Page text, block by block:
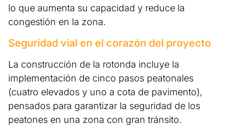
lo que aumenta su capacidad y reduce la
congestión en la zona.
Seguridad vial en el corazón del proyecto
La construcción de la rotonda incluye la
implementación de cinco pasos peatonales
(cuatro elevados y uno a cota de pavimento),
pensados para garantizar la seguridad de los
peatones en una zona con gran tránsito.